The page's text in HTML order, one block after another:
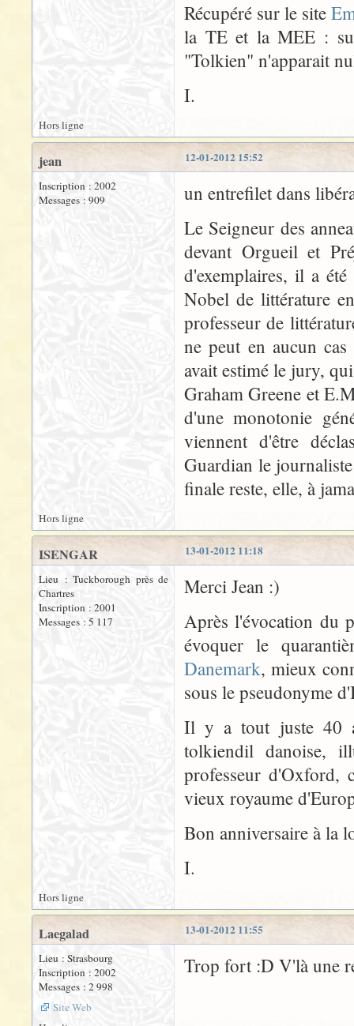
Récupéré sur le site
la TE et la MEE :
"Tolkien" n'apparait
I.
Hors ligne
12-01-2012 15:52
jean
Inscription : 2002
Messages : 909
un entrefilet dans
Le Seigneur des
devant Orgueil et
d'exemplaires, il a
Nobel de littérature
professeur de
ne peut en aucun
avait estimé le jury,
Graham Greene et
d'une monotonie
viennent d'être
Guardian le
finale reste, elle, à
Hors ligne
13-01-2012 11:18
ISENGAR
Lieu : Tuckborough près de
Chartres
Inscription : 2001
Messages : 5 117
Merci Jean :)
Après l'évocation du
évoquer le
Danemark, mieux
sous le pseudonyme
Il y a tout juste 40
tolkiendil danoise,
professeur d'Oxford,
vieux royaume
Bon anniversaire à la
I.
Hors ligne
13-01-2012 11:55
Laegalad
Lieu : Strasbourg
Inscription : 2002
Messages : 2 998
Site Web
Trop fort :D V'là une